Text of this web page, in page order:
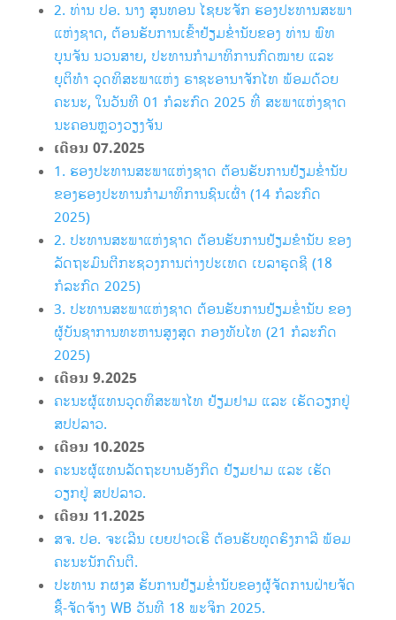
2. ທ່ານ ປອ. ນາງ ສູນທອນ ໄຊຍະຈັກ ຮອງປະທານສະພາ
ແຫ່ງຊາດ, ຕ້ອນຮັບການເຂົ້າຢ້ຽມຂໍ່ານັບຂອງ ທ່ານ ພົທ
ບຸນຈັນ ນວນສາຍ, ປະທານກຳມາທິການກົດໝາຍ ແລະ
ຍຸຕິທຳ ວຸດທິສະພາແຫ່ງ ຣາຊະອານາຈັກໄທ ພ້ອມດ້ວຍ
ຄະນະ, ໃນວັນທີ 01 ກໍລະກົດ 2025 ທີ່ ສະພາແຫ່ງຊາດ
ນະຄອນຫຼວງວຽງຈັນ
ເດືອນ 07.2025
1. ຮອງປະທານສະພາແຫ່ງຊາດ ຕ້ອນຮັບການຢ້ຽມຂ່ຳນັບ
ຂອງຮອງປະທານກໍາມາທິການຊົນເຜົ່າ (14 ກໍລະກົດ
2025)
2. ປະທານສະພາແຫ່ງຊາດ ຕ້ອນຮັບການຢ້ຽມຂໍານັບ ຂອງ
ລັດຖະມົນຕີກະຊວງການຕ່າງປະເທດ ເບລາຣຸດຊີ (18
ກໍລະກົດ 2025)
3. ປະທານສະພາແຫ່ງຊາດ ຕ້ອນຮັບການຢ້ຽມຂໍ່ານັບ ຂອງ
ຜູ້ບັນຊາການທະຫານສູງສຸດ ກອງທັບໄທ (21 ກໍລະກົດ
2025)
ເດືອນ 9.2025
ຄະນະຜູ້ແທນວຸດທິສະພາໄທ ຢ້ຽມຢາມ ແລະ ເຮັດວຽກຢູ່
ສປປລາວ.
ເດືອນ 10.2025
ຄະນະຜູ້ແທນລັດຖະບານອັງກິດ ຢ້ຽມຢາມ ແລະ ເຮັດ
ວຽກຢູ່ ສປປລາວ.
ເດືອນ 11.2025
ສຈ. ປອ. ຈະເລີນ ເຍຍປາວເຮີ ຕ້ອນຮັບທູດຮົງກາລີ ພ້ອມ
ຄະນະນັກດົນຕີ.
ປະທານ ກຜງສ ຮັບການຢ້ຽມຂໍ່ານັບຂອງຜູ້ຈັດການຝ່າຍຈັດ
ຊື້-ຈັດຈ້າງ WB ວັນທີ 18 ພະຈິກ 2025.